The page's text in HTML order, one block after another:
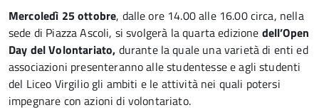
Mercoledì 25 ottobre, dalle ore 14.00 alle 16.00 circa, nella
sede di Piazza Ascoli, si svolgerà la quarta edizione dell’Open
Day delVolontariato, durante la quale una varietà di enti ed
associazioni presenteranno alle studentesse e agli studenti
del Liceo Virgilio gli ambiti e le attività nei quali potersi
impegnare con azioni di volontariato.